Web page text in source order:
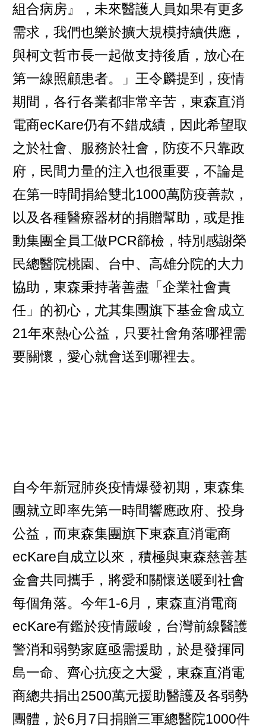
組合病房』，未來醫護人員如果有更多
需求，我們也樂於擴大規模持續供應，
與柯文哲市長一起做支持後盾，放心在
第一線照顧患者。」王令麟提到，疫情
期間，各行各業都非常辛苦，東森直消
電商ecKare仍有不錯成績，因此希望取
之於社會、服務於社會，防疫不只靠政
府，民間力量的注入也很重要，不論是
在第一時間捐給雙北1000萬防疫善款，
以及各種醫療器材的捐贈幫助，或是推
動集團全員工做PCR篩檢，特別感謝榮
民總醫院桃園、台中、高雄分院的大力
協助，東森秉持著善盡「企業社會責
任」的初心，尤其集團旗下基金會成立
21年來熱心公益，只要社會角落哪裡需
要關懷，愛心就會送到哪裡去。
自今年新冠肺炎疫情爆發初期，東森集
團就立即率先第一時間響應政府、投身
公益，而東森集團旗下東森直消電商
ecKare自成立以來，積極與東森慈善基
金會共同攜手，將愛和關懷送暖到社會
每個角落。今年1-6月，東森直消電商
ecKare有鑑於疫情嚴峻，台灣前線醫護
警消和弱勢家庭亟需援助，於是發揮同
島一命、齊心抗疫之大愛，東森直消電
商總共捐出2500萬元援助醫護及各弱勢
團體，於6月7日捐贈三軍總醫院1000件